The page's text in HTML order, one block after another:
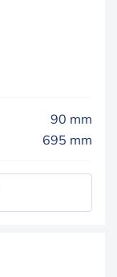
90 mm
695 mm